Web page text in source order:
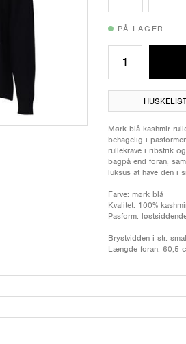
PÅ LAGER
Mørk blå kashmir
behagelig i
rullekrave i ribstrik
bagpå end foran,
luksus at have den i
Farve: mørk blå
Kvalitet: 100%
Pasform:
Brystvidden i str.
Længde foran: 60,5